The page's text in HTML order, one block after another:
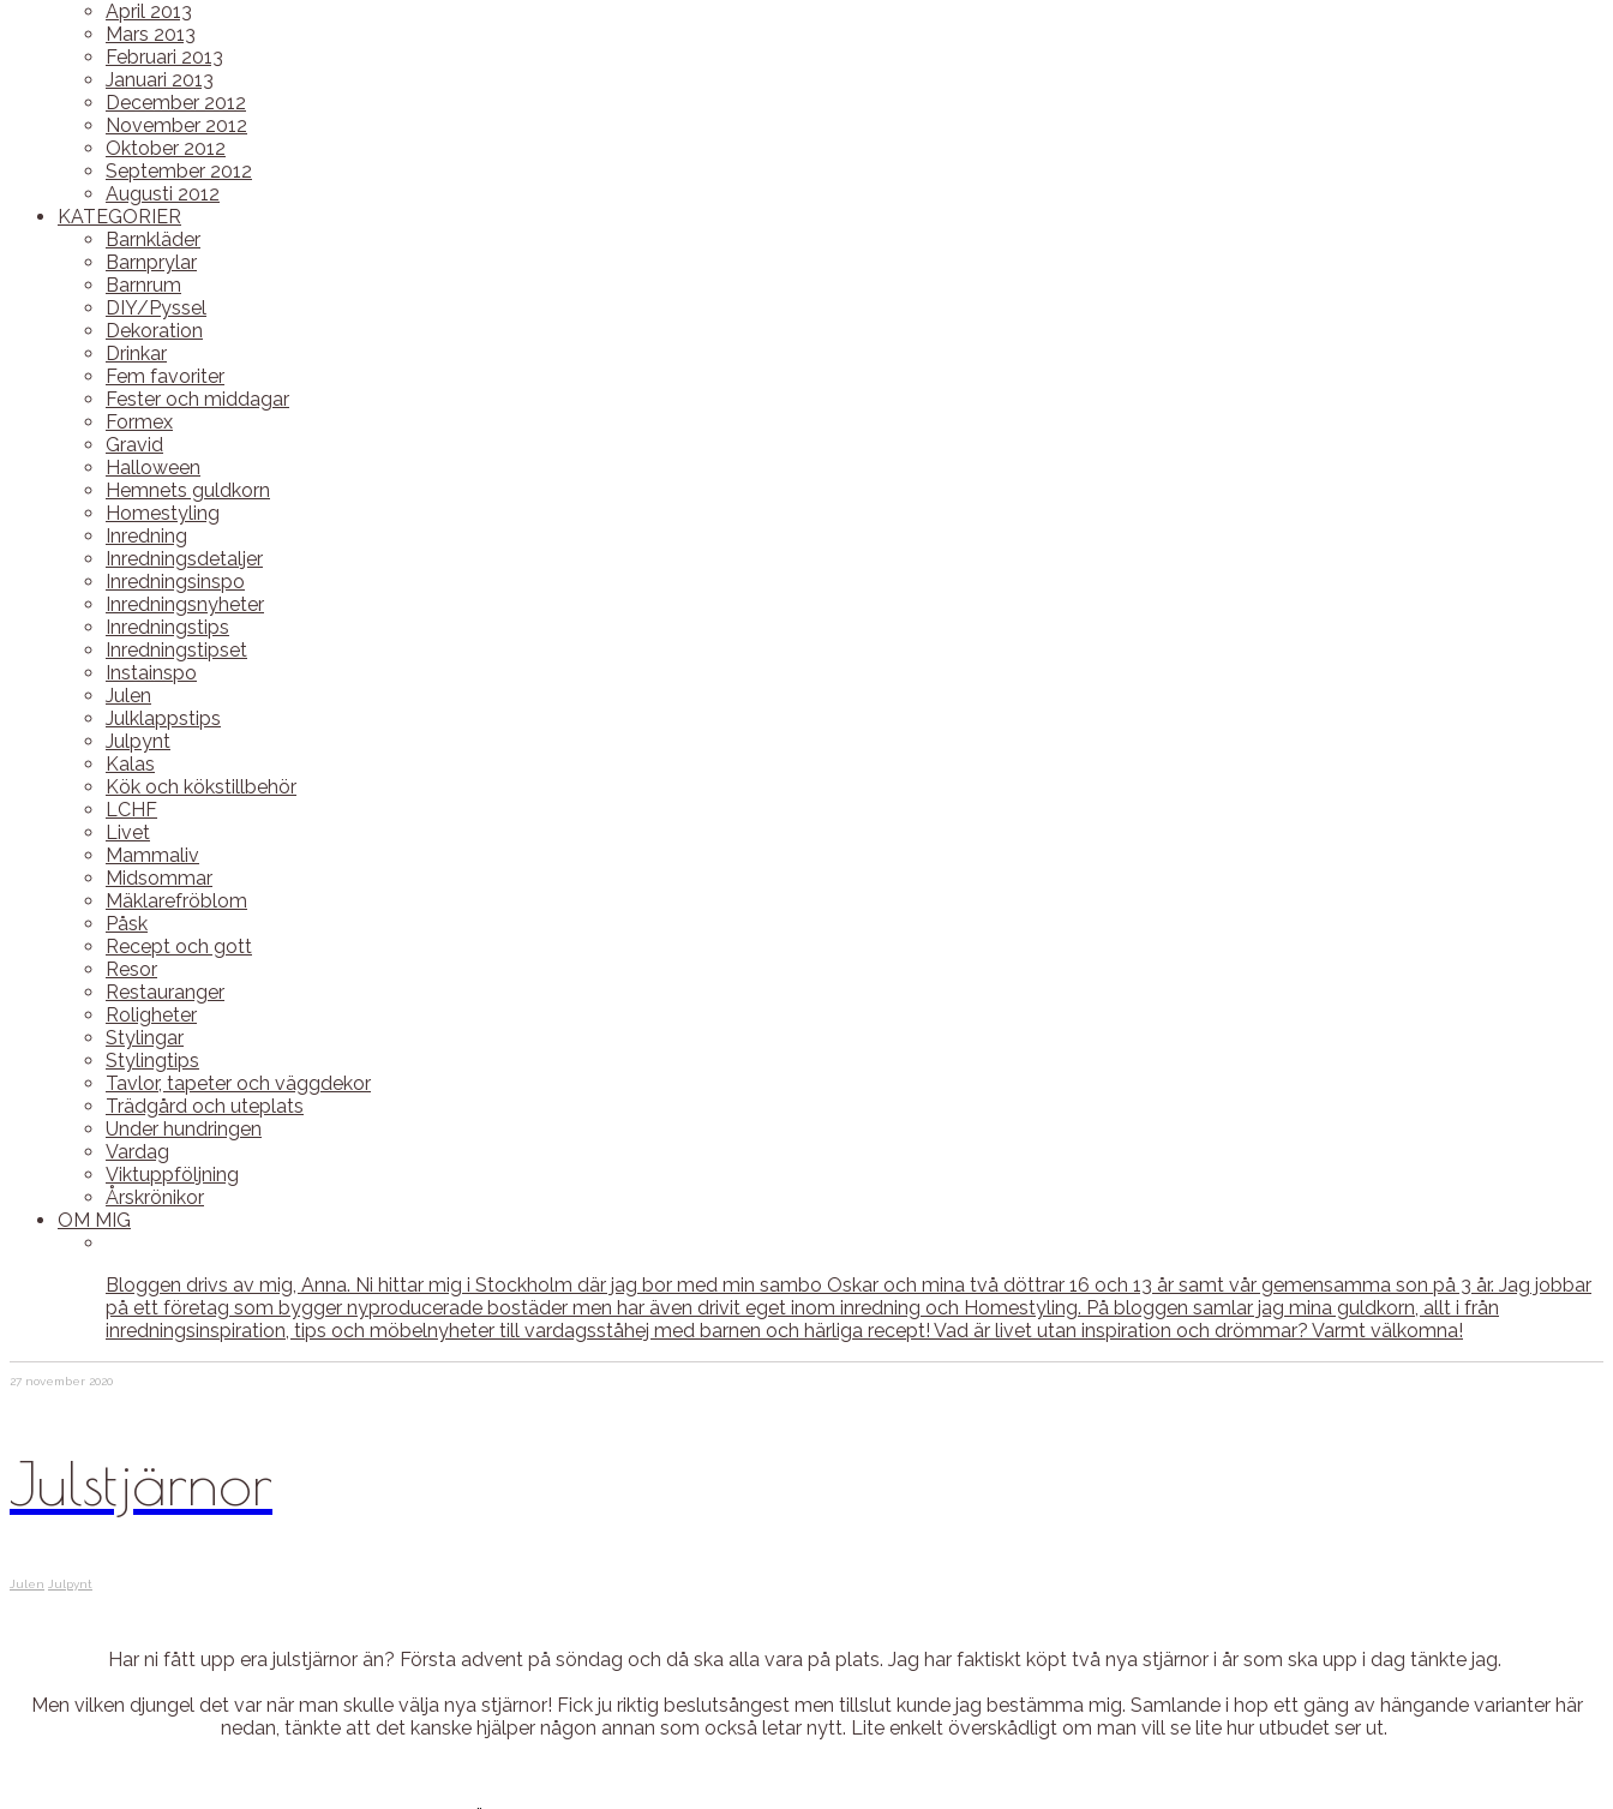
April 2013
Mars 2013
Februari 2013
Januari 2013
December 2012
November 2012
Oktober 2012
September 2012
Augusti 2012
KATEGORIER
Barnkläder
Barnprylar
Barnrum
DIY/Pyssel
Dekoration
Drinkar
Fem favoriter
Fester och middagar
Formex
Gravid
Halloween
Hemnets guldkorn
Homestyling
Inredning
Inredningsdetaljer
Inredningsinspo
Inredningsnyheter
Inredningstips
Inredningstipset
Instainspo
Julen
Julklappstips
Julpynt
Kalas
Kök och kökstillbehör
LCHF
Livet
Mammaliv
Midsommar
Mäklarefröblom
Påsk
Recept och gott
Resor
Restauranger
Roligheter
Stylingar
Stylingtips
Tavlor, tapeter och väggdekor
Trädgård och uteplats
Under hundringen
Vardag
Viktuppföljning
Årskrönikor
OM MIG
Bloggen drivs av mig, Anna. Ni hittar mig i Stockholm där jag bor med min sambo Oskar och mina två döttrar 16 och 13 år samt vår gemensamma son på 3 år. Jag jobbar
på ett företag som bygger nyproducerade bostäder men har även drivit eget inom inredning och Homestyling. På bloggen samlar jag mina guldkorn, allt i från
inredningsinspiration, tips och möbelnyheter till vardagsståhej med barnen och härliga recept! Vad är livet utan inspiration och drömmar? Varmt välkomna!
27 november 2020
Julstjärnor
Julen Julpynt
Har ni fått upp era julstjärnor än? Första advent på söndag och då ska alla vara på plats. Jag har faktiskt köpt två nya stjärnor i år som ska upp i dag tänkte jag.
Men vilken djungel det var när man skulle välja nya stjärnor! Fick ju riktig beslutsångest men tillslut kunde jag bestämma mig. Samlande i hop ett gäng av hängande varianter här
nedan, tänkte att det kanske hjälper någon annan som också letar nytt. Lite enkelt överskådligt om man vill se lite hur utbudet ser ut.